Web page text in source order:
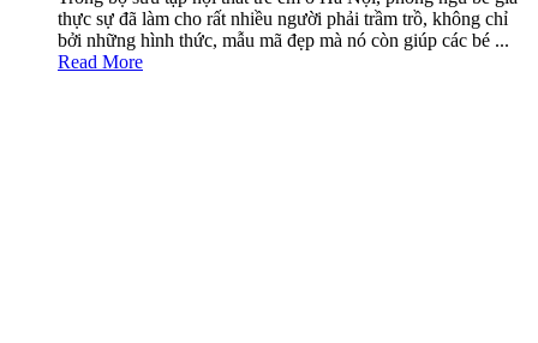
thực sự đã làm cho rất nhiều người phải trầm trồ, không chỉ
bởi những hình thức, mẫu mã đẹp mà nó còn giúp các bé ...
Read More